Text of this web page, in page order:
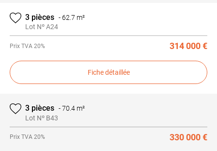
3 pièces -62.7 m²
Lot Nº A24
Prix TVA 20% 314 000 €
Fiche détaillée
3 pièces -70.4 m²
Lot Nº B43
Prix TVA 20% 330 000 €